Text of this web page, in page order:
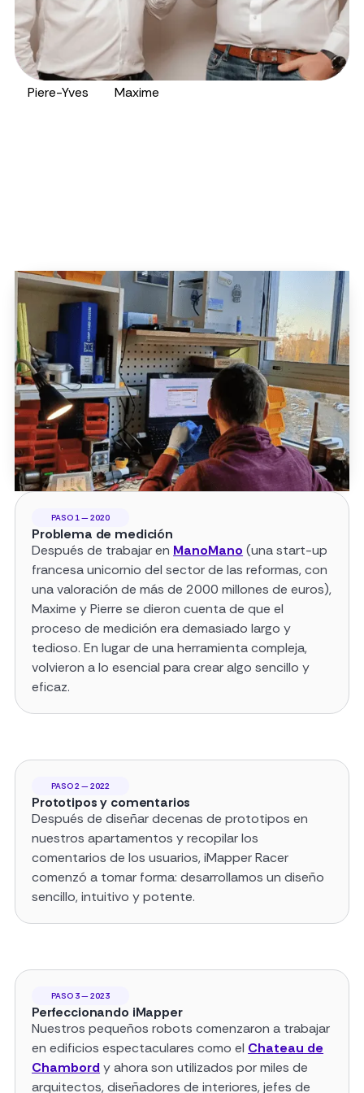
Piere-Yves Maxime
PASO 1 — 2020
Problema de medición
Después de trabajar en ManoMano (una start-up
francesa unicornio del sector de las reformas, con
una valoración de más de 2000 millones de euros),
Maxime y Pierre se dieron cuenta de que el
proceso de medición era demasiado largo y
tedioso. En lugar de una herramienta compleja,
volvieron a lo esencial para crear algo sencillo y
eficaz.
PASO 2 — 2022
Prototipos y comentarios
Después de diseñar decenas de prototipos en
nuestros apartamentos y recopilar los
comentarios de los usuarios, iMapper Racer
comenzó a tomar forma: desarrollamos un diseño
sencillo, intuitivo y potente.
PASO 3 — 2023
Perfeccionando iMapper
Nuestros pequeños robots comenzaron a trabajar
en edificios espectaculares como el Chateau de
Chambord y ahora son utilizados por miles de
arquitectos, diseñadores de interiores, jefes de